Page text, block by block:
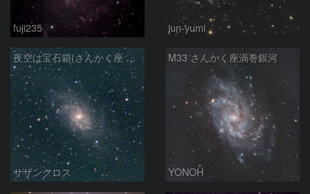
fuji235 jun-yumi
夜空は宝石箱(さんかく座 M33) Seestar50
サザンクロス
M33 さんかく座渦巻銀河
YONOH